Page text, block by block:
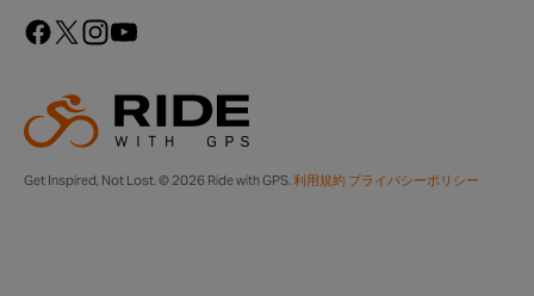
Get Inspired, Not Lost. © 2026 Ride with GPS.利用規約 プライバシーポリシー